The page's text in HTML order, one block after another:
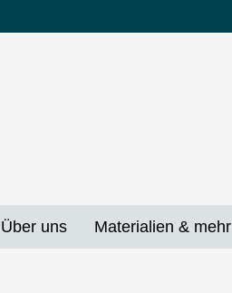
Über uns Materialien & mehr